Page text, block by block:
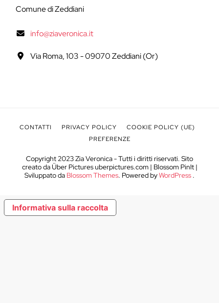
Comune di Zeddiani
info@ziaveronica.it
Via Roma, 103 - 09070 Zeddiani (Or)
Copyright 2023 Zia Veronica - Tutti i diritti riservati. Sito
creato da Über Pictures uberpictures.com | Blossom PinIt |
Sviluppato da Blossom Themes. Powered byWordPress .
CONTATTI PRIVACY POLICY
COOKIE POLICY (UE)
PREFERENZE
Informativa sulla raccolta